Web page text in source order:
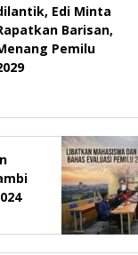
Edi Minta
Barisan,
Pemilu